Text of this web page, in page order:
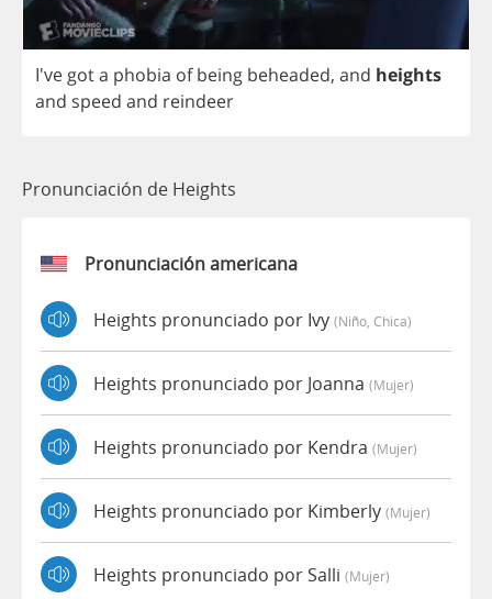
I've gota phobia of being beheaded, and heights
and speed and reindeer
Pronunciación de Heights
Pronunciación americana
Heights pronunciado por Ivy (niño, Chica)
Heights pronunciado por Joanna (mujer)
Heights pronunciado por Kendra (mujer)
Heights pronunciado por Kimberly (mujer)
Heights pronunciado por Salli (mujer)